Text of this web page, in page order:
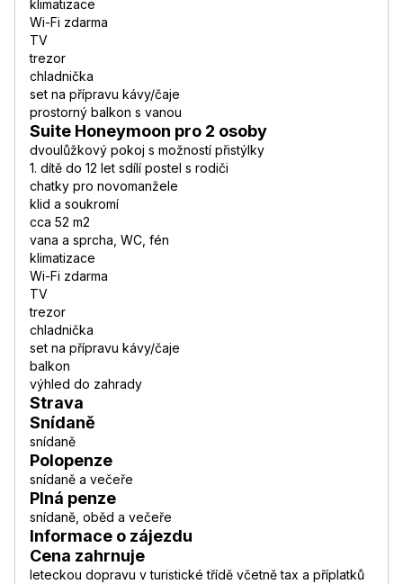
klimatizace
Wi-Fi zdarma
TV
trezor
chladnička
set na přípravu kávy/čaje
prostorný balkon s vanou
Suite Honeymoon pro 2 osoby
dvoulůžkový pokoj s možností přistýlky
1. dítě do 12 let sdílí postel s rodiči
chatky pro novomanžele
klid a soukromí
cca 52 m2
vana a sprcha, WC, fén
klimatizace
Wi-Fi zdarma
TV
trezor
chladnička
set na přípravu kávy/čaje
balkon
výhled do zahrady
Strava
Snídaně
snídaně
Polopenze
snídaně a večeře
Plná penze
snídaně, oběd a večeře
Informace o zájezdu
Cena zahrnuje
leteckou dopravu v turistické třídě včetně tax a příplatků